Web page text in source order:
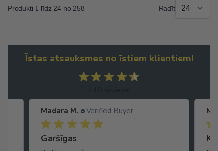
Produkti 1 līdz 24 no 258 Radīt
Īstas atsauksmes no īstiem klientiem!
Madara M. Verified Buyer
Garšīgas